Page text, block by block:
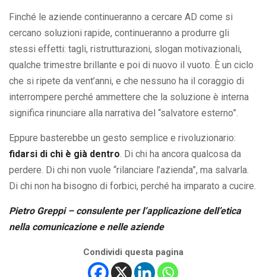
Finché le aziende continueranno a cercare AD come si
cercano soluzioni rapide, continueranno a produrre gli
stessi effetti: tagli, ristrutturazioni, slogan motivazionali,
qualche trimestre brillante e poi di nuovo il vuoto. È un ciclo
che si ripete da vent’anni, e che nessuno ha il coraggio di
interrompere perché ammettere che la soluzione è interna
significa rinunciare alla narrativa del “salvatore esterno”.
Eppure basterebbe un gesto semplice e rivoluzionario:
fidarsi di chi è già dentro . Di chi ha ancora qualcosa da
perdere. Di chi non vuole “rilanciare l’azienda”, ma salvarla.
Di chi non ha bisogno di forbici, perché ha imparato a cucire.
Pietro Greppi – consulente per l’applicazione dell’etica
nella comunicazione e nelle aziende
Condividi questa pagina